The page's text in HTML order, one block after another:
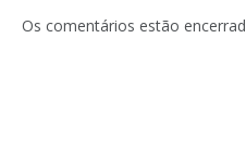
Os comentários estão